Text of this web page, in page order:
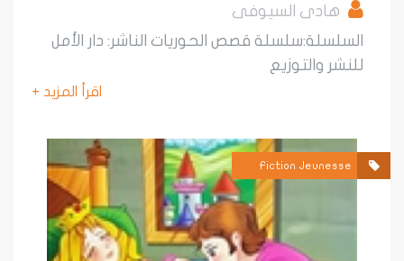
هادى السيوفى
قصص الحوريات الناشر: دار الأمل
والتوزيع
اقرأ المزيد +
Fiction Jeunesse